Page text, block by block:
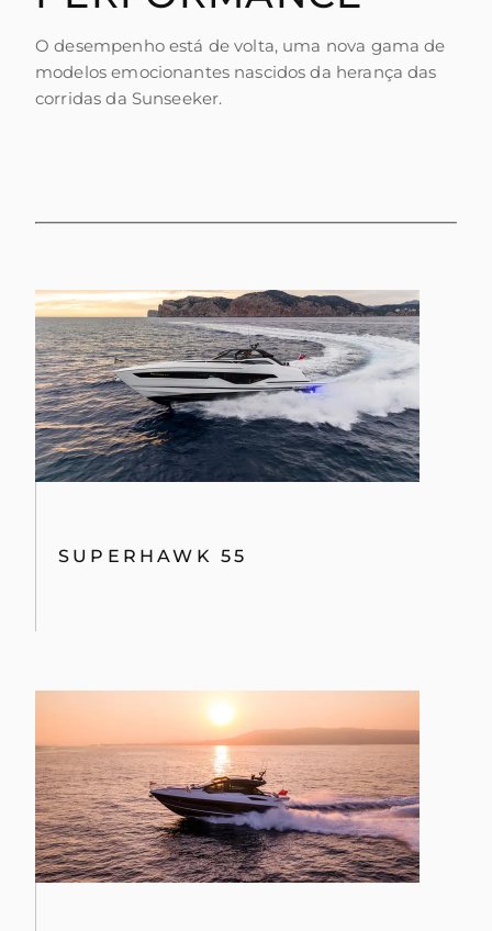
O desempenho está de volta, uma nova gama de
modelos emocionantes nascidos da herança das
corridas da Sunseeker.
SUPERHAWK 55